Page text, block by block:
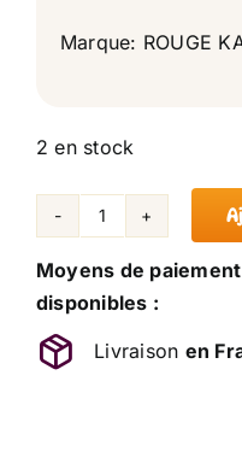
Marque: ROUGE
2 en stock
quantité
de
Doudou
Marron
Moyens de paiement
disponibles :
Livraison en